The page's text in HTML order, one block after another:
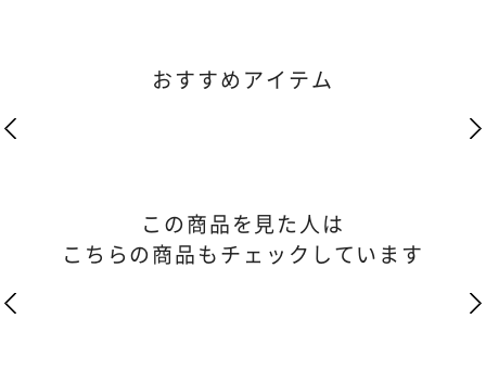
おすすめアイテム
この商品を見た人は
こちらの商品もチェックしています